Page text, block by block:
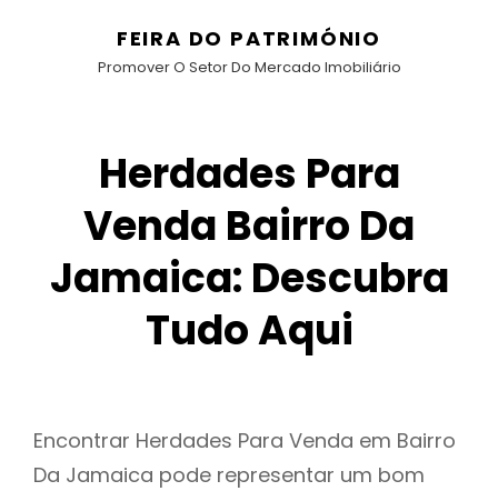
FEIRA DO PATRIMÓNIO
Promover O Setor Do Mercado Imobiliário
Herdades Para
Venda Bairro Da
Jamaica: Descubra
Tudo Aqui
Encontrar Herdades Para Venda em Bairro
Da Jamaica pode representar um bom